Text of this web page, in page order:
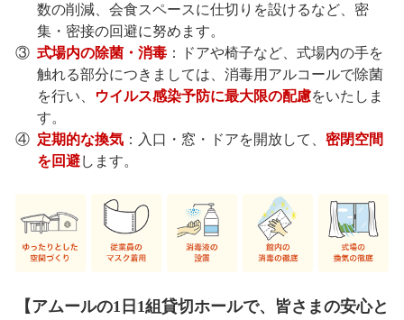
数の削減、会食スペースに仕切りを設けるなど、密
集・密接の回避に努めます。
③ 式場内の除菌・消毒：ドアや椅子など、式場内の手を
触れる部分につきましては、消毒用アルコールで除菌
を行い、
ウイルス感染予防に最大限の配慮をいたしま
す。
④ 定期的な換気：入口・窓・ドアを開放して、 密閉空間
を回避します。
【アムールの1日1組貸切ホールで、皆さまの安心と